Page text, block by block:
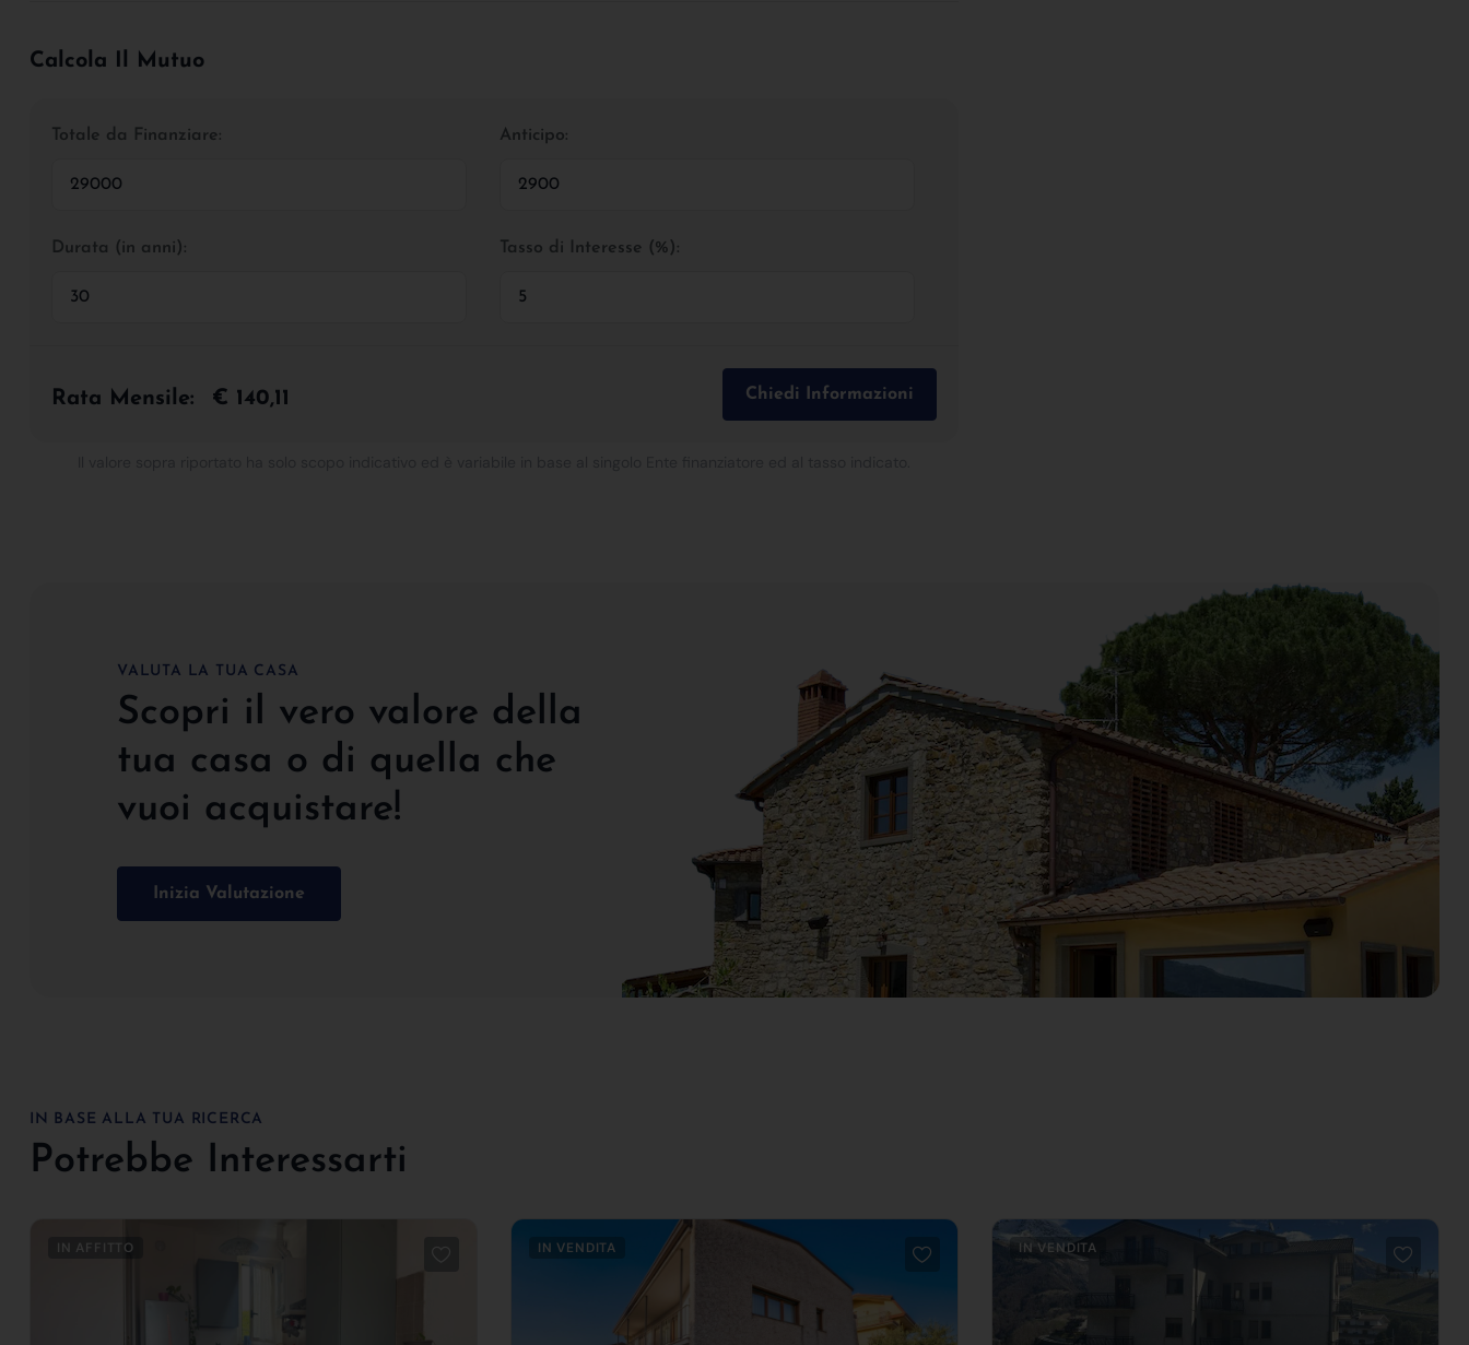
Calcola Il Mutuo
Totale da Finanziare: Anticipo:
Durata (in anni): Tasso di Interesse (%):
Rata Mensile: € 140,11 Chiedi Informazioni
VALUTA LA TUA CASA
Scopri il vero valore della
tua casa o di quella che
vuoi acquistare!
Inizia Valutazione
IN BASE ALLA TUA RICERCA
Potrebbe Interessarti
IN AFFITTO IN VENDITA IN VENDITA